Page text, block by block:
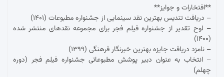
**افتخارات و جوایز**
– دریافت تندیس بهترین نقد سینمایی از جشنواره مطبوعات (۱۴۰۱)
– لوح تقدیر از جشنواره فیلم فجر برای مجموعه نقدهای منتشر شده
(۱۴۰۰)
– نامزد دریافت جایزه بهترین خبرنگار فرهنگی (۱۳۹۹)
– انتخاب به عنوان دبیر پوشش مطبوعاتی جشنواره فیلم فجر (دوره
چهلم)